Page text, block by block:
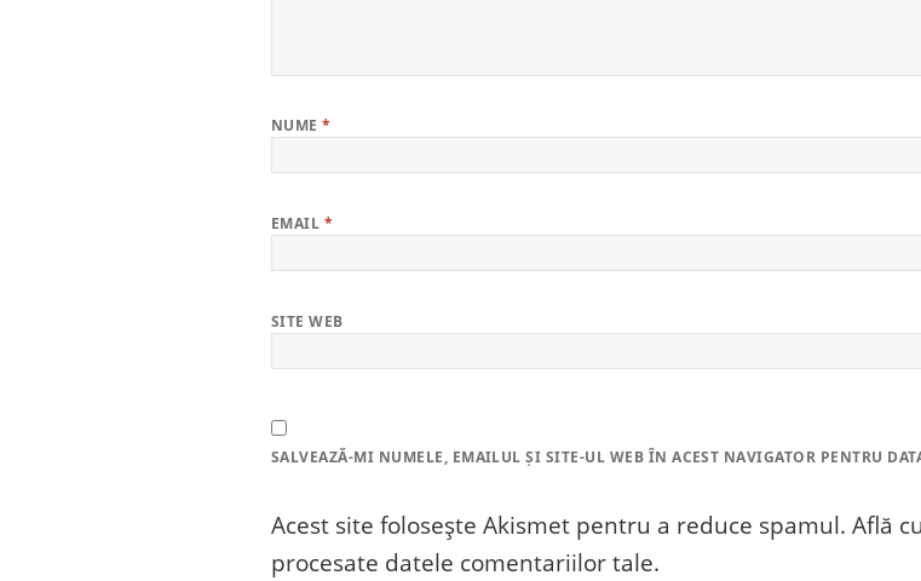
NUME*
EMAIL *
SITE WEB
SALVEAZĂ-MI NUMELE, EMAILUL ȘI SITE-UL WEB ÎN ACEST NAVIGATOR PENTRU
Acest site folosește Akismet pentru a reduce spamul. Află
procesate datele comentariilor tale.